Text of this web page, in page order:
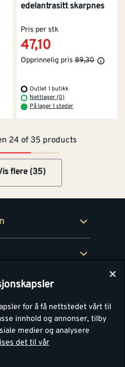
edelantrasitt skarpnes
Pris per stk
47,10
Opprinnelig pris 89,30
Outlet 1 butikk
Nettlager (0)
På lager 1 steder
24 of 35 products
flere (35)
for å få nettstedet vårt til
innhold og annonser, tilby
medier og analysere
det til vår